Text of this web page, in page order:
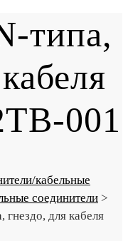
типа,
001
кабельные
соединители >
гнездо, для кабеля